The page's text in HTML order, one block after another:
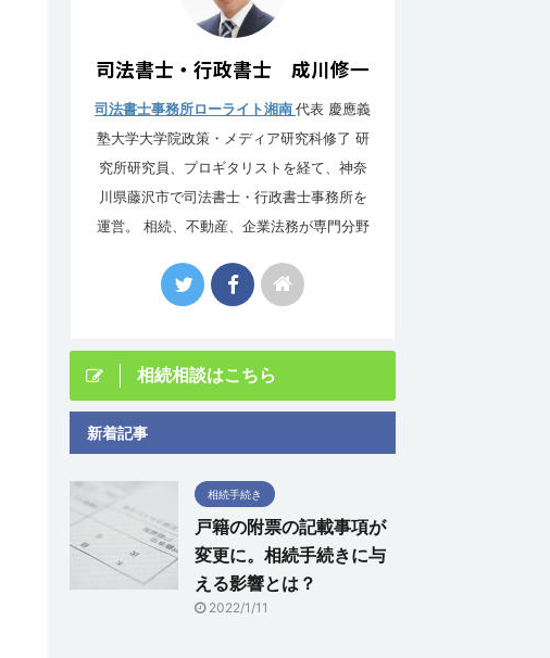
司法書士・行政書士 成川修一
司法書士事務所ローライト湘南 代表 慶應義
塾大学大学院政策・メディア研究科修了 研
究所研究員、プロギタリストを経て、神奈
川県藤沢市で司法書士・行政書士事務所を
運営。 相続、不動産、企業法務が専門分野
相続相談はこちら
新着記事
相続手続き
戸籍の附票の記載事項が
変更に。相続手続きに与
える影響とは？
2022/1/11